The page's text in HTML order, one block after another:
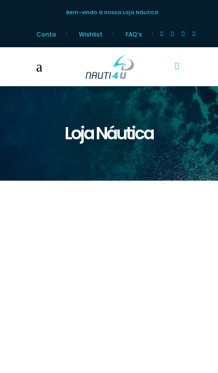
Bem-vindo à nossa Loja Náutica
Conta Wishlist FAQ’s
Loja Náutica